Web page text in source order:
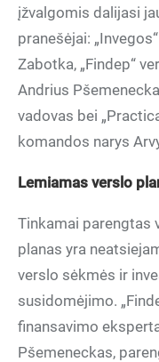
įžvalgomis dalijasi
pranešėjai:
Zabotka, „Findep“
Andrius
vadovas bei
komandos narys
Lemiamas verslo
Tinkamai parengtas
planas yra
verslo sėkmės ir
susidomėjimo.
finansavimo
Pšemeneckas,